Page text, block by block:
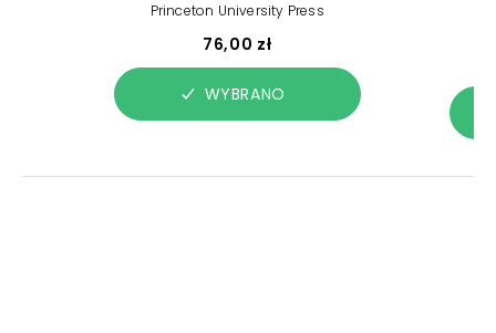
Princeton University Press
76,00 zł
WYBRANO